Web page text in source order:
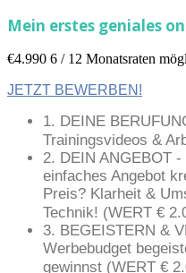
Mein erstes geniales
€4.990 6 / 12 Monatsraten
JETZT BEWERBEN!
1. DEINE
Trainingsvideos &
2. DEIN ANGEBOT
einfaches Angebot
Preis? Klarheit &
Technik! (WERT €
3. BEGEISTERN &
Werbebudget
gewinnst (WERT €